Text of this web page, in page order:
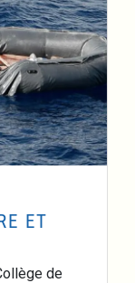
ET
de